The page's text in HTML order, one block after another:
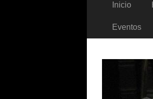
Inicio
Eventos